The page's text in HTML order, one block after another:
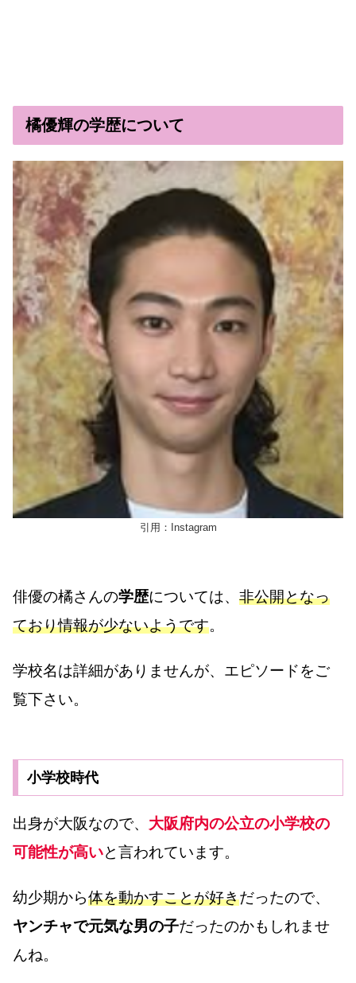
橘優輝の学歴について
引用：Instagram
俳優の橘さんの学歴については、 非公開となっ
ており情報が少ないようです。
学校名は詳細がありませんが、エピソードをご
覧下さい。
小学校時代
出身が大阪なので、 大阪府内の公立の小学校の
可能性が高いと言われています。
幼少期から体を動かすことが好きだったので、
ヤンチャで元気な男の子だったのかもしれませ
んね。